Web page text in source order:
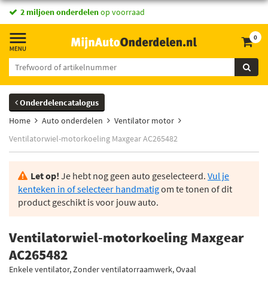
2 miljoen onderdelenop voorraad
0
Onderdelencatalogus
Home
Auto onderdelen
Ventilator motor
Ventilatorwiel-motorkoeling Maxgear AC265482
Let op! Je hebt nog geen auto geselecteerd. Vul je
kenteken in of selecteer handmatigom te tonen of dit
product geschikt is voor jouw auto.
Ventilatorwiel-motorkoeling Maxgear
AC265482
Enkele ventilator, Zonder ventilatorraamwerk, Ovaal